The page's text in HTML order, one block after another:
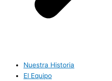
Nuestra Historia
El Equipo